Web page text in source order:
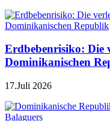
Erdbebenrisiko: Die
Dominikanischen
17.Juli 2026